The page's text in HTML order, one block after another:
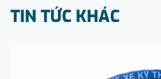
TIN TỨC KHÁC